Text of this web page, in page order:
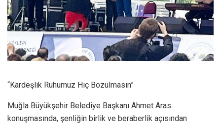
“Kardeşlik Ruhumuz Hiç Bozulmasın”
Muğla Büyükşehir Belediye Başkanı Ahmet Aras
konuşmasında, şenliğin birlik ve beraberlik açısından